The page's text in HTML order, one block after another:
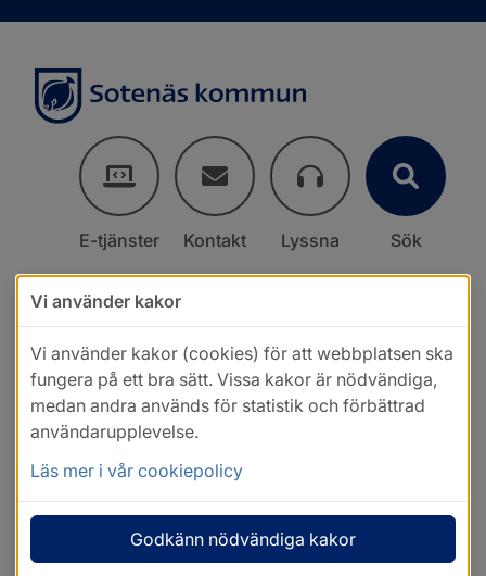
E-tjänster Kontakt Lyssna Sök
Vi använder kakor
Vi använder kakor (cookies) för att webbplatsen ska
fungera på ett bra sätt. Vissa kakor är nödvändiga,
medan andra används för statistik och förbättrad
användarupplevelse.
Läs mer i vår cookiepolicy
Godkänn nödvändiga kakor